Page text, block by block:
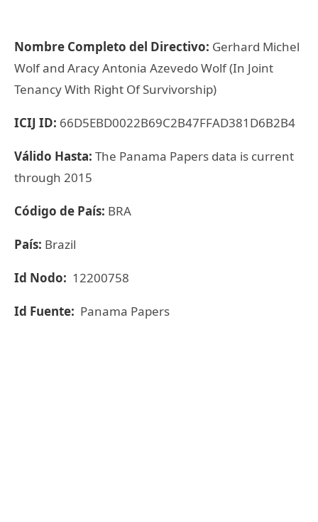
Nombre Completo del Directivo: Gerhard Michel
Wolf and Aracy Antonia Azevedo Wolf (In Joint
Tenancy With Right Of Survivorship)
ICIJ ID: 66D5EBD0022B69C2B47FFAD381D6B2B4
Válido Hasta: The Panama Papers data is current
through 2015
Código de País: BRA
País: Brazil
Id Nodo: 12200758
Id Fuente: Panama Papers